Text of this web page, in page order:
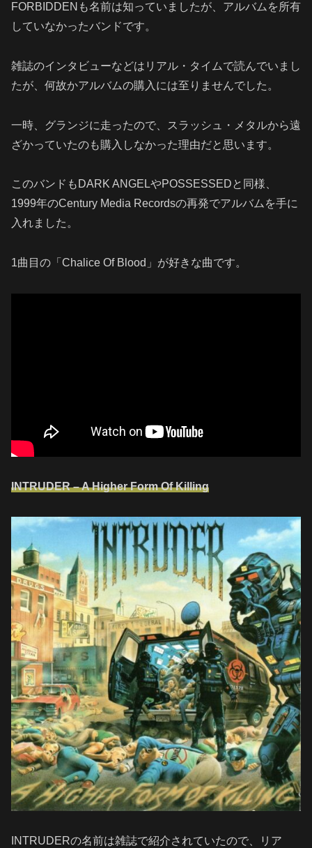
FORBIDDENも名前は知っていましたが、アルバムを所有
していなかったバンドです。
雑誌のインタビューなどはリアル・タイムで読んでいまし
たが、何故かアルバムの購入には至りませんでした。
一時、グランジに走ったので、スラッシュ・メタルから遠
ざかっていたのも購入しなかった理由だと思います。
このバンドもDARK ANGELやPOSSESSEDと同様、
1999年のCentury Media Recordsの再発でアルバムを手に
入れました。
1曲目の「Chalice Of Blood」が好きな曲です。
INTRUDER – A Higher Form Of Killing
INTRUDERの名前は雑誌で紹介されていたので、リア